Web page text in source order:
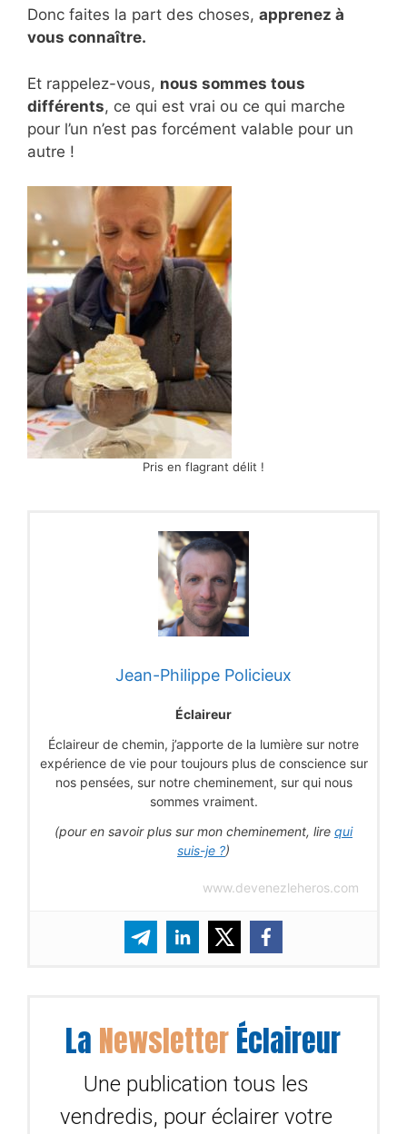
Donc faites la part des choses, apprenez à
vous connaître.
Et rappelez-vous, nous sommes tous
différents, ce qui est vrai ou ce qui marche
pour l’un n’est pas forcément valable pour un
autre !
Pris en flagrant délit !
Jean-Philippe Policieux
Éclaireur
Éclaireur de chemin, j’apporte de la lumière sur notre
expérience de vie pour toujours plus de conscience sur
nos pensées, sur notre cheminement, sur qui nous
sommes vraiment.
(pour en savoir plus sur mon cheminement, lire qui
suis-je ?)
www.devenezleheros.com
La NewsletterÉclaireur
Une publication tous les
vendredis, pour éclairer votre